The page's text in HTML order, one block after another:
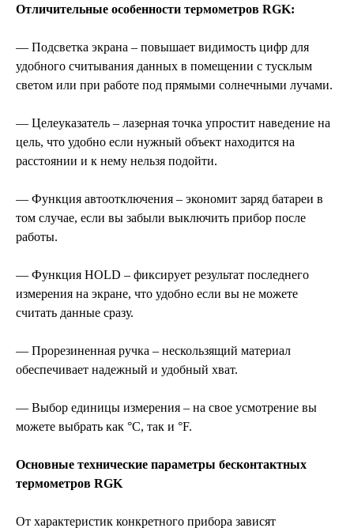
Отличительные особенности термометров RGK:
— Подсветка экрана – повышает видимость цифр для
удобного считывания данных в помещении с тусклым
светом или при работе под прямыми солнечными лучами.
— Целеуказатель – лазерная точка упростит наведение на
цель, что удобно если нужный объект находится на
расстоянии и к нему нельзя подойти.
— Функция автоотключения – экономит заряд батареи в
том случае, если вы забыли выключить прибор после
работы.
— Функция HOLD – фиксирует результат последнего
измерения на экране, что удобно если вы не можете
считать данные сразу.
— Прорезиненная ручка – нескользящий материал
обеспечивает надежный и удобный хват.
— Выбор единицы измерения – на свое усмотрение вы
можете выбрать как °C, так и °F.
Основные технические параметры бесконтактных
термометров RGK
От характеристик конкретного прибора зависят